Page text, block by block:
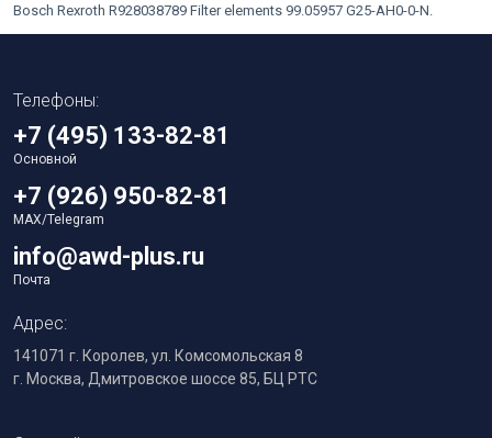
Bosch Rexroth R928038789 Filter elements 99.05957 G25-AH0-0-N.
Телефоны:
+7 (495) 133-82-81
Основной
+7 (926) 950-82-81
MAX/Telegram
info@awd-plus.ru
Почта
Адрес:
141071 г. Королев, ул. Комсомольская 8
г. Москва, Дмитровское шоссе 85, БЦ РТС